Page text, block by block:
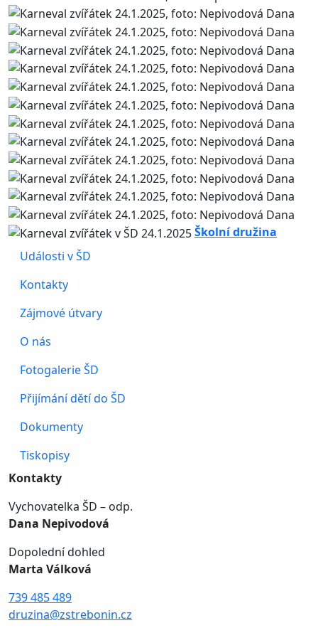
Školní družina
Události v ŠD
Kontakty
Zájmové útvary
O nás
Fotogalerie ŠD
Přijímání dětí do ŠD
Dokumenty
Tiskopisy
Kontakty
Vychovatelka ŠD – odp.
Dana Nepivodová
Dopolední dohled
Marta Válková
739 485 489
druzina@zstrebonin.cz